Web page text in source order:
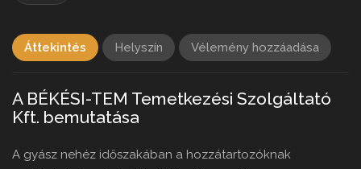
Áttekintés Helyszín Vélemény hozzáadása
A BÉKÉSI-TEM Temetkezési Szolgáltató
Kft. bemutatása
A gyász nehéz időszakában a hozzátartozóknak